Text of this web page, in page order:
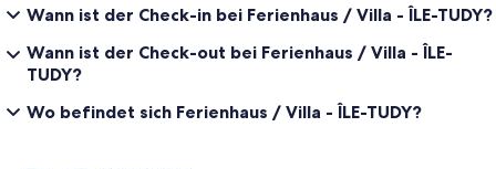
Wann ist der Check-in bei Ferienhaus / Villa - ÎLE-TUDY?
Wann ist der Check-out bei Ferienhaus / Villa - ÎLE-
TUDY?
Wo befindet sich Ferienhaus / Villa - ÎLE-TUDY?
Bewertungen